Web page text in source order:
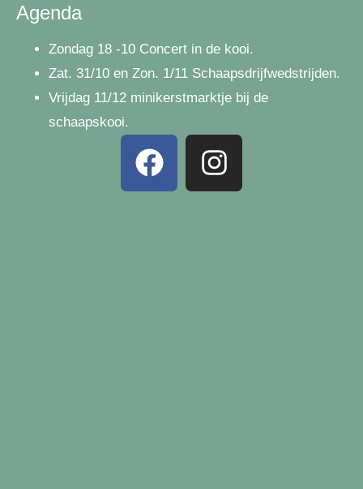
Agenda
Zondag 18 -10 Concert in de kooi.
Zat. 31/10 en Zon. 1/11 Schaapsdrijfwedstrijden.
Vrijdag 11/12 minikerstmarktje bij de
schaapskooi.